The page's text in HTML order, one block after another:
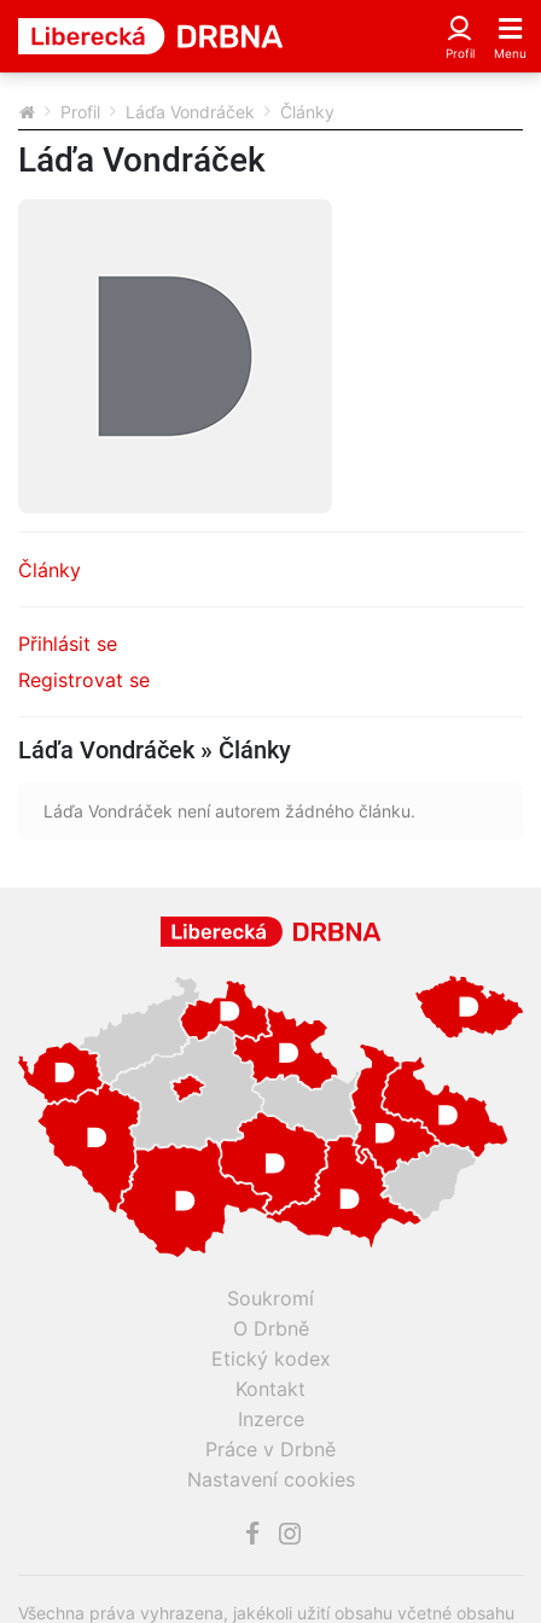
Profil Láďa Vondráček Články
Láďa Vondráček
Články
Přihlásit se
Registrovat se
Láďa Vondráček » Články
Láďa Vondráček není autorem žádného článku.
Soukromí
O Drbně
Etický kodex
Kontakt
Inzerce
Práce v Drbně
Nastavení cookies
Všechna práva vyhrazena, jakékoli užití obsahu včetné obsahu